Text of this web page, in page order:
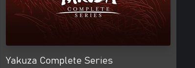
Yakuza Complete Series